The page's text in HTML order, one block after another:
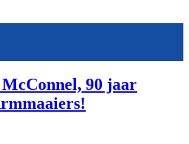
90 jaar